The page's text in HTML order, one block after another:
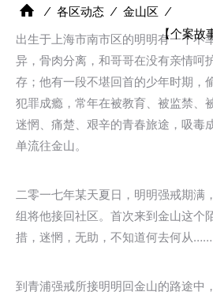
⁄ 各区动态 ⁄ 金山区 ⁄
【个案故
出生于上海市南市区的明明有一个不
异，骨肉分离，和哥哥在没有亲情呵
存；他有一段不堪回首的少年时期，
犯罪成瘾，常年在被教育、被监禁、
迷惘、痛楚、艰辛的青春旅途，吸毒
单流往金山。
二零一七年某天夏日，明明强戒期满
组将他接回社区。首次来到金山这个
措，迷惘，无助，不知道何去何从
到青浦强戒所接明明回金山的路途中